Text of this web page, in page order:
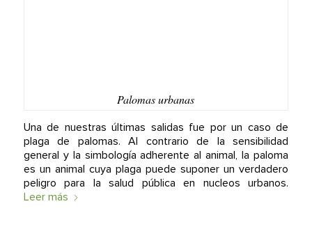
Palomas urbanas
Una de nuestras últimas salidas fue por un caso de
plaga de palomas. Al contrario de la sensibilidad
general y la simbología adherente al animal, la paloma
es un animal cuya plaga puede suponer un verdadero
peligro para la salud pública en nucleos urbanos.
Leer más